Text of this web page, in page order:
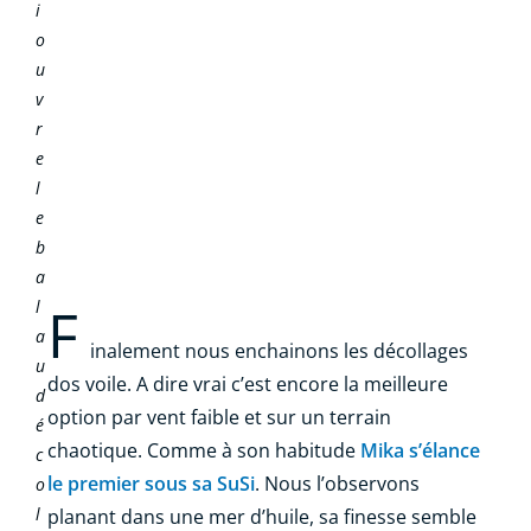
F inalement nous enchainons les décollages
dos voile. A dire vrai c’est encore la meilleure
option par vent faible et sur un terrain
chaotique. Comme à son habitude Mika s’élance
le premier sous sa SuSi. Nous l’observons
planant dans une mer d’huile, sa finesse semble
i
o
u
v
r
e
l
e
b
a
l
a
u
d
é
c
o
l